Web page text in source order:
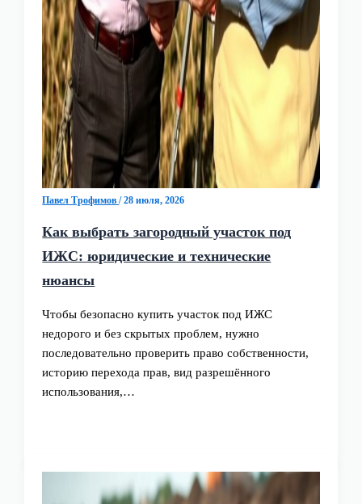
Павел Трофимов/28 июля, 2026
Как выбрать загородный участок под
ИЖС: юридические и технические
нюансы
Чтобы безопасно купить участок под ИЖС
недорого и без скрытых проблем, нужно
последовательно проверить право собственности,
историю перехода прав, вид разрешённого
использования,…